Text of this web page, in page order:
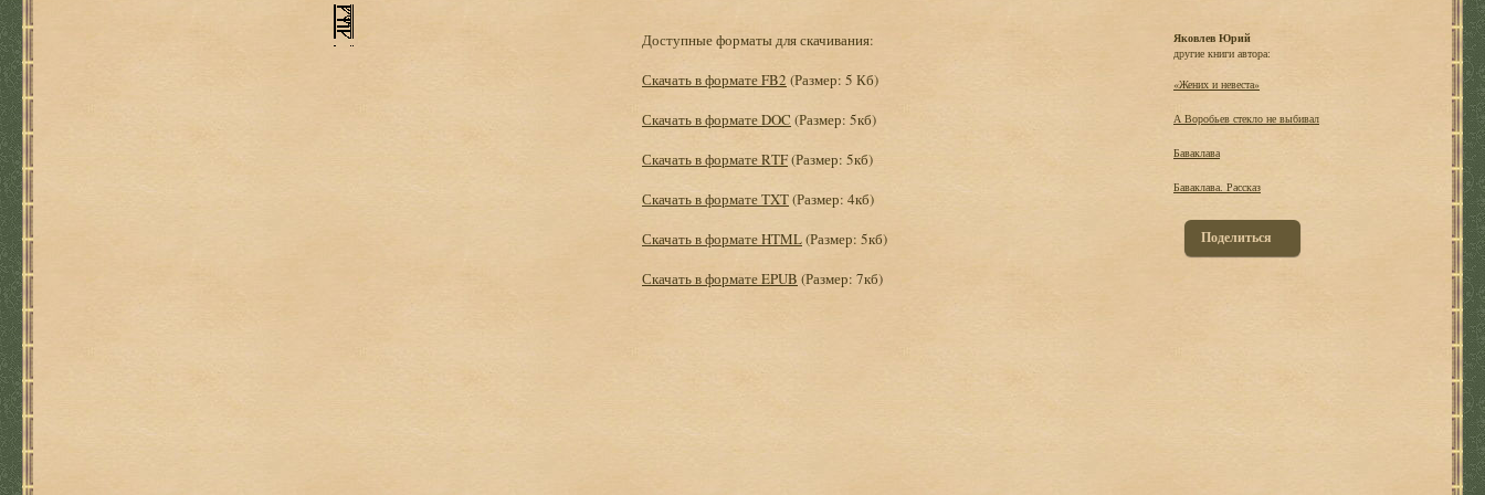
Доступные форматы для скачивания:
Скачать в формате FB2 (Размер: 5 Кб)
Скачать в формате DOC (Размер: 5кб)
Скачать в формате RTF(Размер: 5кб)
Скачать в формате TXT(Размер: 4кб)
Скачать в формате HTML(Размер: 5кб)
Скачать в формате EPUB (Размер: 7кб)
Яковлев Юрий
другие книги автора:
«Жених и невеста»
А Воробьев стекло не выбивал
Баваклава
Баваклава. Рассказ
Поделиться